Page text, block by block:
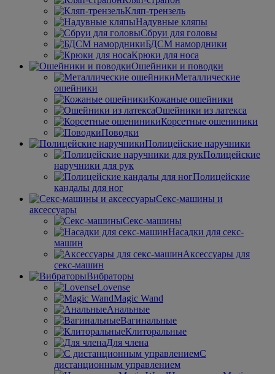
Кляп-трензель
Надувные кляпы
Сбруи для головы
БДСМ намордники
Крюки для носа
Ошейники и поводки
Металлические
ошейники
Кожаные ошейники
Ошейники из латекса
Корсетные ошениники
Поводки
Полицейские наручники
Полицейские
наручники для рук
Полицейские
кандалы для ног
Секс-машины и
аксессуары
Секс-машины
Насадки для секс-
машин
Аксессуары для
секс-машин
Вибраторы
Lovense
Magic Wand
Анальные
Вагинальные
Клиторальные
Для члена
С
дистанционным управлением